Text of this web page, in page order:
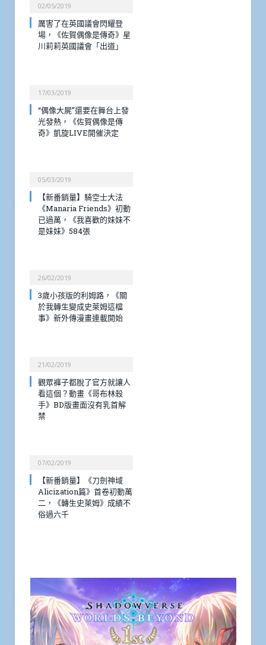
02/05/2019
厲害了在英國議會閃耀登
場，《佐賀偶像是傳奇》星
川莉莉英國議會「出道」
17/03/2019
“偶像大屍”還要在舞台上發
光發熱，《佐賀偶像是傳
奇》凱旋LIVE開催決定
05/03/2019
【新番銷量】騎空士大法
《Manaria Friends》初動
已過萬，《我喜歡的妹妹不
是妹妹》584張
26/02/2019
3歲小孩版的利姆路，《關
於我轉生變成史萊姆這檔
事》新外傳漫畫連載開始
21/02/2019
觀眾褲子都脫了官方就讓人
看這個？動畫《哥布林殺
手》BD版畫面沒有乳首解
禁
07/02/2019
【新番銷量】《刀劍神域
Alicization篇》首卷初動萬
二，《轉生史萊姆》成績不
俗過六千